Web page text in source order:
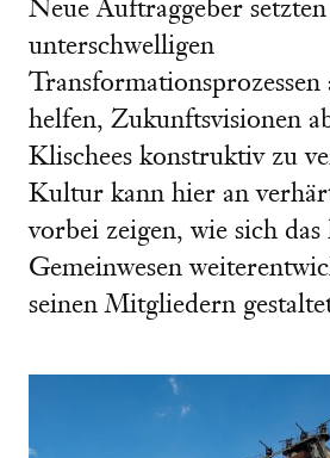
Neue Auftraggeber
unterschwelligen
Transformationsprozessen
helfen, Zukunftsvisionen
Klischees konstruktiv zu
Kultur kann hier an
vorbei zeigen, wie sich das
Gemeinwesen
seinen Mitgliedern